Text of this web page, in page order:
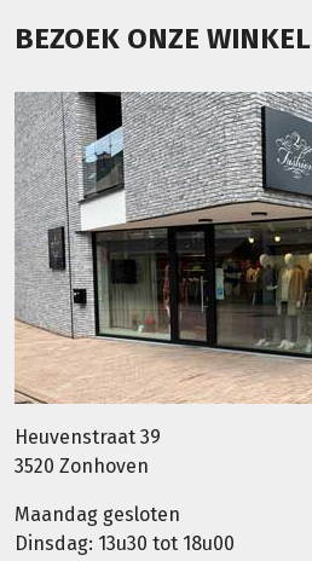
BEZOEK ONZE WINKEL
Heuvenstraat 39
3520 Zonhoven
Maandag gesloten
Dinsdag: 13u30 tot 18u00